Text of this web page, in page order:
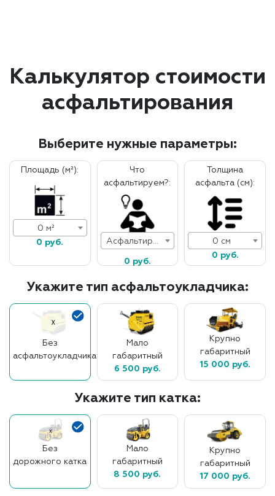
Калькулятор стоимости
асфальтирования
Выберите нужные параметры:
Площадь (м²):
0 м²
0 руб.
Что
асфальтируем?:
0 руб.
Толщина
асфальта (см):
0 см
0 руб.
Укажите тип асфальтоукладчика:
Без
асфальтоукладчика
Мало
габаритный
6 500 руб.
Крупно
габаритный
15 000 руб.
Укажите тип катка:
Без
дорожного катка
Мало
габаритный
8 500 руб.
Крупно
габаритный
17 000 руб.